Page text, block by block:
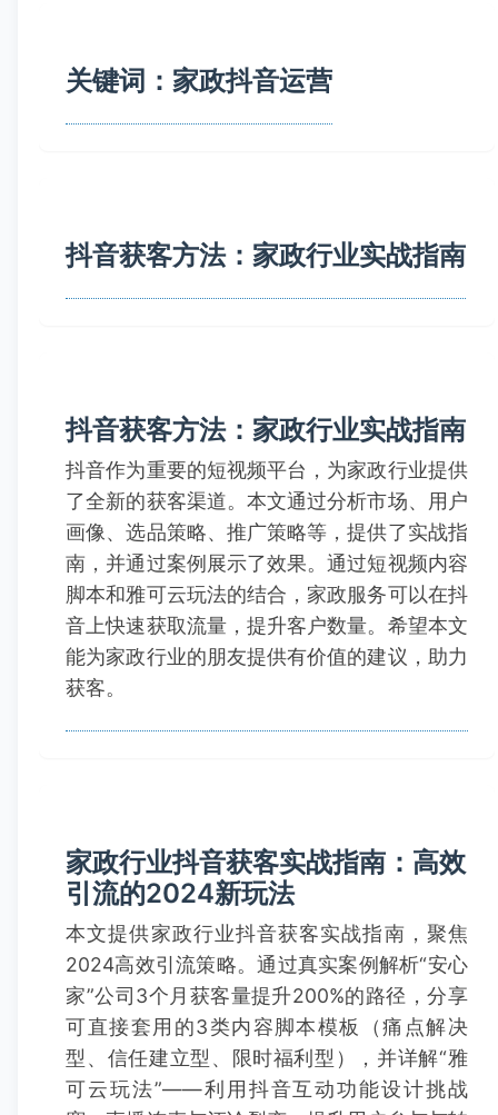
关键词：家政抖音运营
抖音获客方法：家政行业实战指南
抖音获客方法：家政行业实战指南
抖音作为重要的短视频平台，为家政行业提供
了全新的获客渠道。本文通过分析市场、用户
画像、选品策略、推广策略等，提供了实战指
南，并通过案例展示了效果。通过短视频内容
脚本和雅可云玩法的结合，家政服务可以在抖
音上快速获取流量，提升客户数量。希望本文
能为家政行业的朋友提供有价值的建议，助力
获客。
家政行业抖音获客实战指南：高效
引流的2024新玩法
本文提供家政行业抖音获客实战指南，聚焦
2024高效引流策略。通过真实案例解析“安心
家”公司3个月获客量提升200%的路径，分享
可直接套用的3类内容脚本模板（痛点解决
型、信任建立型、限时福利型），并详解“雅
可云玩法”——利用抖音互动功能设计挑战